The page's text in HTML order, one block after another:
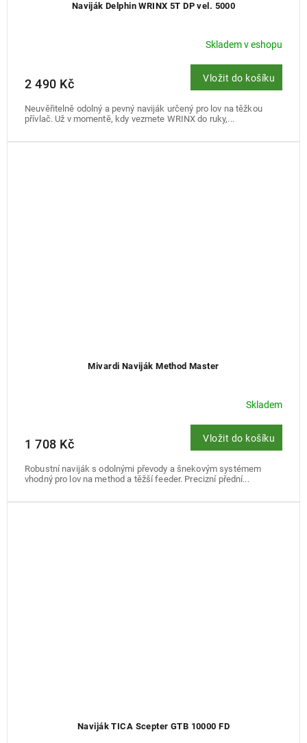
Naviják Delphin WRINX 5T DP vel. 5000
Skladem v eshopu
2 490 Kč Vložit do košíku
Neuvěřitelně odolný a pevný naviják určený pro lov na těžkou
přívlač. Už v momentě, kdy vezmete WRINX do ruky,...
Mivardi Naviják Method Master
Skladem
1 708 Kč Vložit do košíku
Robustní naviják s odolnými převody a šnekovým systémem
vhodný pro lov na method a těžší feeder. Precizní přední...
Naviják TICA Scepter GTB 10000 FD